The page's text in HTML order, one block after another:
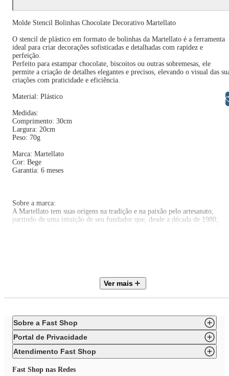
Molde Stencil Bolinhas Chocolate Decorativo Martellato
O stencil de plástico em formato de bolinhas da Martellato é a ferramenta
ideal para criar decorações sofisticadas e detalhadas com rapidez e
perfeição.
Perfeito para estampar chocolate, biscoitos ou outras sobremesas, ele
permite a criação de detalhes elegantes e precisos, elevando o visual das
criações com praticidade e eficiência.
Material: Plástico
Medidas:
Comprimento: 30cm
Largura: 20cm
Peso: 70g
Marca: Martellato
Cor: Bege
Garantia: 6 meses
Sobre a marca:
A Martellato tem suas origens na tradição e na paixão pelo artesanato,
partindo de uma intuição de seu fundador que, desde a década de 1980,
Ver mais
Sobre a Fast Shop
Portal de Privacidade
Atendimento Fast Shop
Fast Shop nas Redes